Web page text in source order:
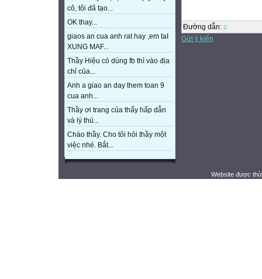
cô, tôi đã tạo...
OK thay...
giaos an cua anh rat hay ,em taI
XUNG MAF...
Thầy Hiệu có dùng fb thì vào địa
chỉ của...
Anh a giao an day them toan 9
cua anh...
Thầy ơi trang của thấy hấp dẫn
và lý thú...
Chào thầy. Cho tôi hỏi thầy một
việc nhé. Bắt...
Đường dẫn: p
Gửi ý kiến
Website được